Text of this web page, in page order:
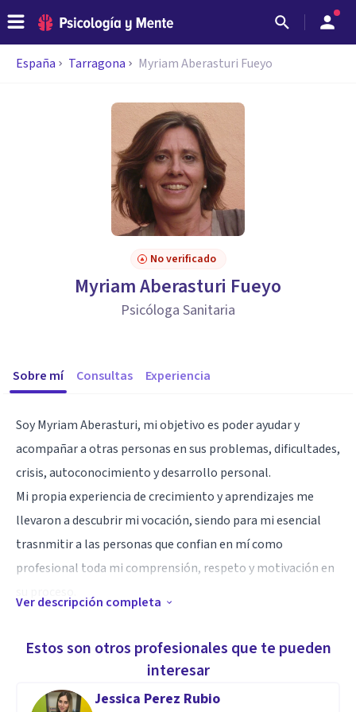
España Tarragona Myriam Aberasturi Fueyo
No verificado
Myriam Aberasturi Fueyo
Psicóloga Sanitaria
Sobre mí Consultas Experiencia
Soy Myriam Aberasturi, mi objetivo es poder ayudar y
acompañar a otras personas en sus problemas, dificultades,
crisis, autoconocimiento y desarrollo personal.
Mi propia experiencia de crecimiento y aprendizajes me
llevaron a descubrir mi vocación, siendo para mi esencial
trasnmitir a las personas que confian en mí como
profesional toda mi comprensión, respeto y motivación en
Mi objetivo es ayudar a conseguir el cambio que necesita la
potenciar sus recursos y capacidades con técnicas y
Ver descripción completa
Estos son otros profesionales que te pueden
interesar
Jessica Perez Rubio